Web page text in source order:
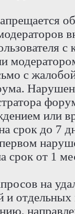
с
или
срок до 7
срок от 1
на
отдельных